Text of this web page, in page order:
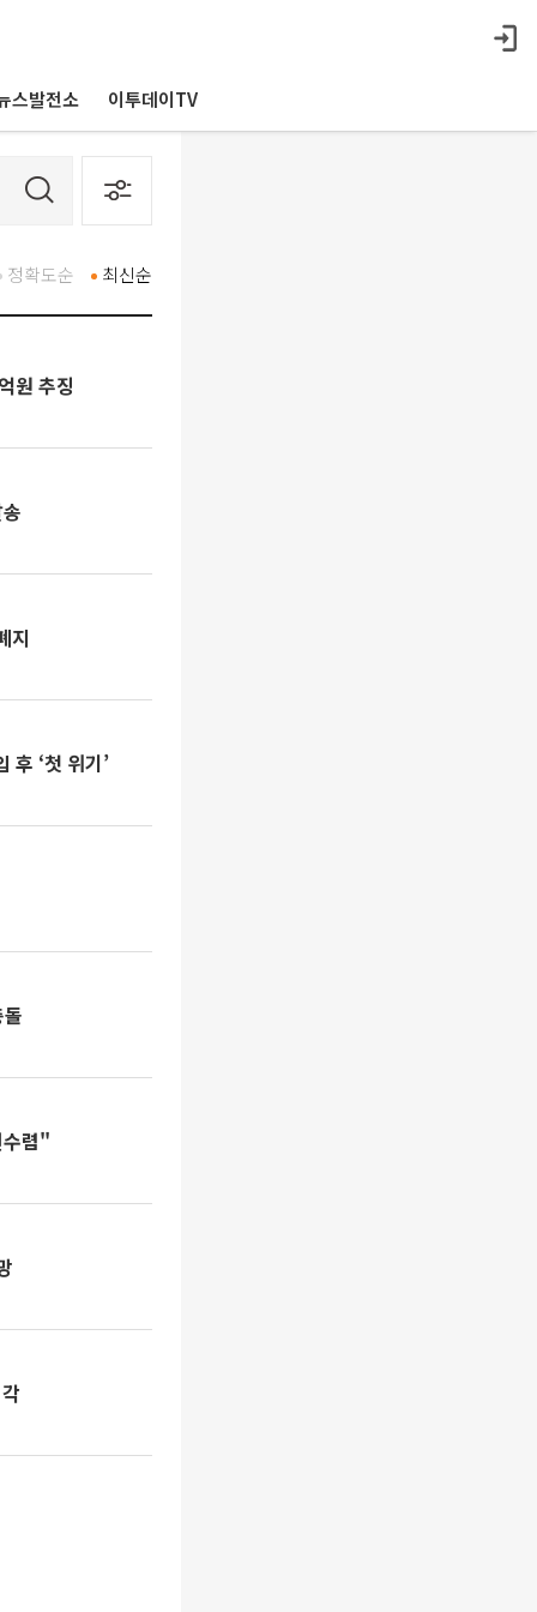
스발전소 이투데이TV
최신순
정확도순
원 추징
지
후 ‘첫 위기’
렴"